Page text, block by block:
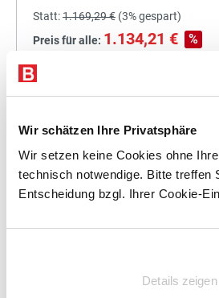
Wir schätzen Ihre Privatsphäre
Wir setzen keine Cookies ohne
technisch notwendige. Bitte treffen
Entscheidung bzgl. Ihrer Cookie-
Details zeigen
Statt:1.169,29 € (3%gespart)
Preis für alle: 1.134,21 € %
+
1.275,55 € %